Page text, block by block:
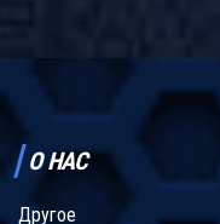
О НАС
Другое